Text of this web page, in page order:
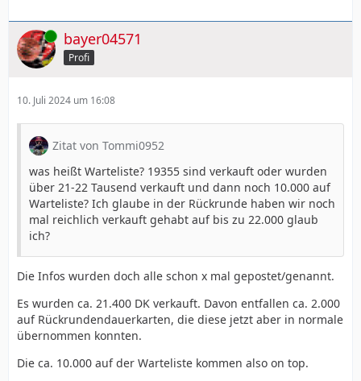
Online bayer04571
Profi
10. Juli 2024 um 16:08
Zitat von Tommi0952
was heißt Warteliste? 19355 sind verkauft oder wurden
über 21-22 Tausend verkauft und dann noch 10.000 auf
Warteliste? Ich glaube in der Rückrunde haben wir noch
mal reichlich verkauft gehabt auf bis zu 22.000 glaub
ich?
Die Infos wurden doch alle schon x mal gepostet/genannt.
Es wurden ca. 21.400 DK verkauft. Davon entfallen ca. 2.000
auf Rückrundendauerkarten, die diese jetzt aber in normale
übernommen konnten.
Die ca. 10.000 auf der Warteliste kommen also on top.